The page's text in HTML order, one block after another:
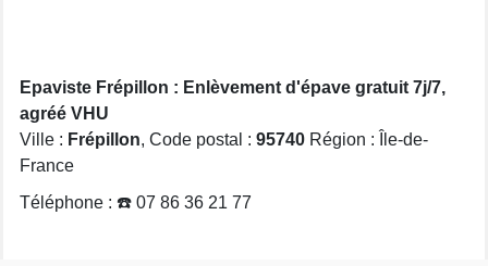
Epaviste Frépillon : Enlèvement d'épave gratuit 7j/7,
agréé VHU
Ville : Frépillon, Code postal : 95740 Région : Île-de-
France
Téléphone : ☎️ 07 86 36 21 77